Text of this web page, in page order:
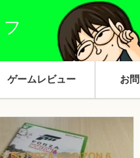
ゲームレビュー お